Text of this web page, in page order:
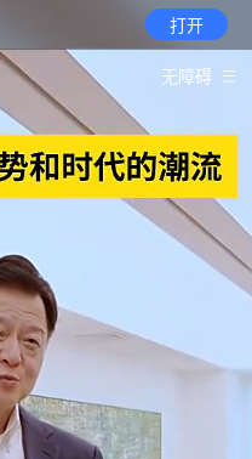
打开
无障碍